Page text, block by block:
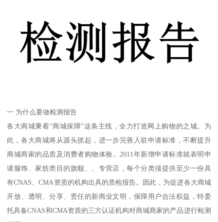
一 为什么要做检测报告
各大商城秉着“商城保障”这条主线，全力打造网上购物的之城。为
此，各大商城将从源头抓起，进一步完善入驻申请标准，不断提升
商城商家的品质及消费者购物体验。2011年新增申请标准就表明申
请服饰、家纺类目的旗舰、、专营店，每个分类须提供至少一份具
有CNAS、CMA资质的机构出具的质检报告。因此，为促进各大商城
开放、透明、分享、责任的新商业文明，保障用户合法权益，特委
托具备CNAS和CMA资质的三方认证机构对商城商家的产品进行检测